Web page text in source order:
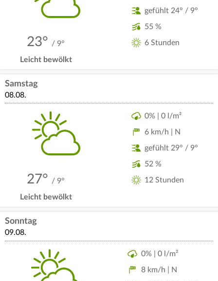
23° / 9°
Leicht bewölkt
gefühlt 24° / 9°
55 %
6 Stunden
Samstag
08.08.
27° / 9°
Leicht bewölkt
0% | 0 l/m²
6 km/h | N
gefühlt 29° / 9°
52 %
12 Stunden
Sonntag
09.08.
0% | 0 l/m²
8 km/h | N